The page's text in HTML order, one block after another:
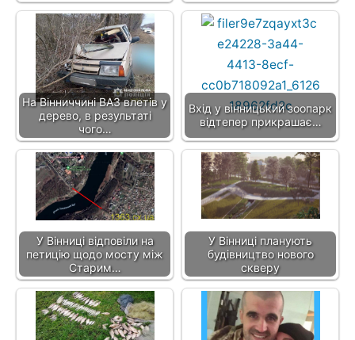
На Вінниччині ВАЗ влетів у
дерево, в результаті
чого…
Вхід у вінницький зоопарк
відтепер прикрашає…
У Вінниці відповіли на
петицію щодо мосту між
Старим…
У Вінниці планують
будівництво нового
скверу